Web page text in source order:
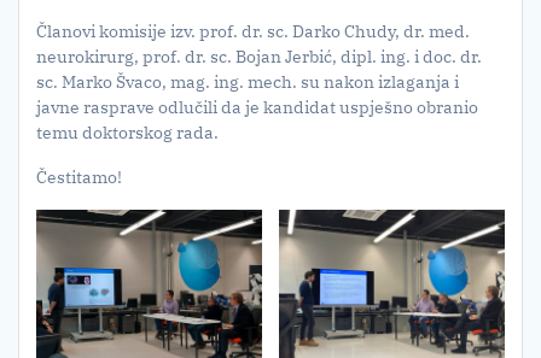
Članovi komisije izv. prof. dr. sc. Darko Chudy, dr. med.
neurokirurg, prof. dr. sc. Bojan Jerbić, dipl. ing. i doc. dr.
sc. Marko Švaco, mag. ing. mech. su nakon izlaganja i
javne rasprave odlučili da je kandidat uspješno obranio
temu doktorskog rada.
Čestitamo!